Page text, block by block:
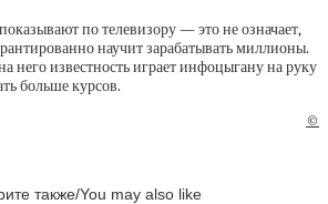
по телевизору — это не означает,
научит зарабатывать миллионы.
него известность играет инфоцыгану на руку
больше курсов.
©
также/You may also like